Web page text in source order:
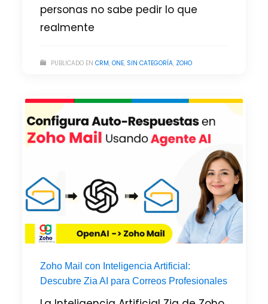
personas no sabe pedir lo que
realmente
PUBLICADO EN CRM,ONE, SIN CATEGORÍA, ZOHO
Zoho Mail con Inteligencia Artificial:
Descubre Zia AI para Correos Profesionales